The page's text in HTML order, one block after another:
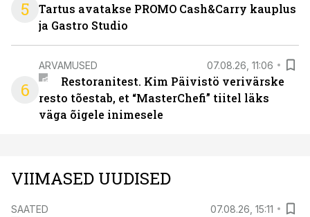
5
Tartus avatakse PROMO Cash&Carry kauplus
ja Gastro Studio
6
ARVAMUSED 07.08.26, 11:06
Restoranitest. Kim Päivistö verivärske
resto tõestab, et “MasterChefi” tiitel läks
väga õigele inimesele
VIIMASED UUDISED
SAATED 07.08.26, 15:11